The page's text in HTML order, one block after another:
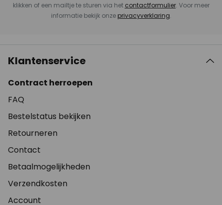
klikken of een mailtje te sturen via het contactformulier. Voor meer
informatie bekijk onze privacyverklaring.
Klantenservice
Contract herroepen
FAQ
Bestelstatus bekijken
Retourneren
Contact
Betaalmogelijkheden
Verzendkosten
Account